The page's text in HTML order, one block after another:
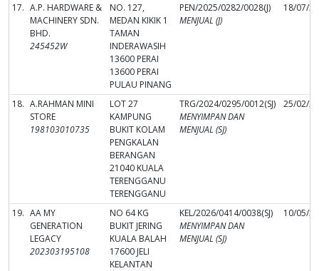
17. A.P. HARDWARE &
MACHINERY SDN.
BHD.
245452W
NO. 127,
MEDAN KIKIK 1
TAMAN
INDERAWASIH
13600 PERAI
13600 PERAI
PULAU PINANG
PEN/2025/0282/0028(J)
MENJUAL (J)
18/07/
18. A.RAHMAN MINI
STORE
198103010735
LOT 27
KAMPUNG
BUKIT KOLAM
PENGKALAN
BERANGAN
21040 KUALA
TERENGGANU
TERENGGANU
TRG/2024/0295/0012(SJ)
MENYIMPAN DAN
MENJUAL (SJ)
25/02/
19. AA MY
GENERATION
LEGACY
202303195108
NO 64 KG
BUKIT JERING
KUALA BALAH
17600 JELI
KELANTAN
KEL/2026/0414/0038(SJ)
MENYIMPAN DAN
MENJUAL (SJ)
10/05/